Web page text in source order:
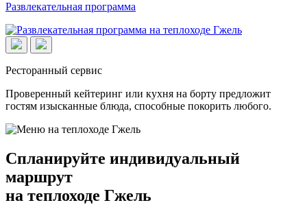
Развлекательная программа
Ресторанный сервис
Проверенный кейтеринг или кухня на борту предложит
гостям изысканные блюда, способные покорить любого.
Спланируйте индивидуальный
маршрут
на теплоходе Гжель